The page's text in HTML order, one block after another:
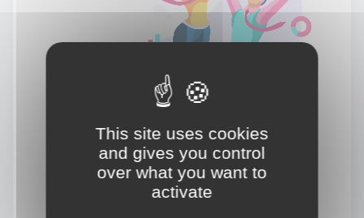
This site uses cookies
and gives you control
over what you want to
activate